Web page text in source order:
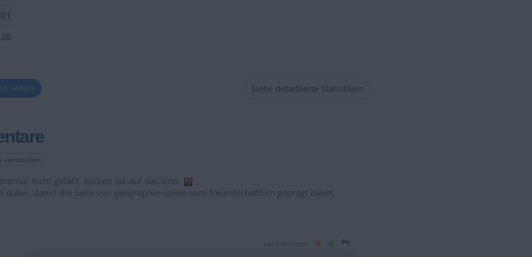
sehen Siehe detaillierte Statistiken
verstecken
nicht gefällt, klicken Sie auf das Icon
dabei, damit die Seite von geographie-spiele.com freundschaftlich geprägt bleibt.
vor 6 Monaten